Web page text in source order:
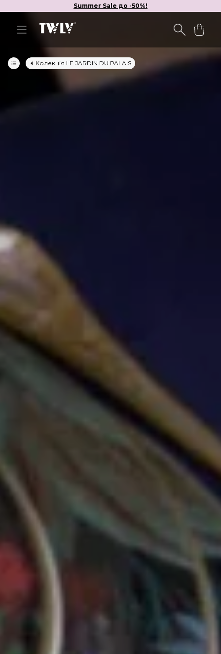
Summer Sale до -50%!
Колекція LE JARDIN DU PALAIS